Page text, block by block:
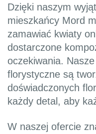
Dzięki naszym
mieszkańcy Mord
zamawiać kwiaty
dostarczone
oczekiwania.
florystyczne są
doświadczonych
każdy detal, aby
W naszej ofercie